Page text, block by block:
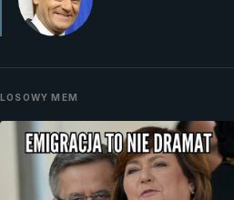
LOSOWY MEM